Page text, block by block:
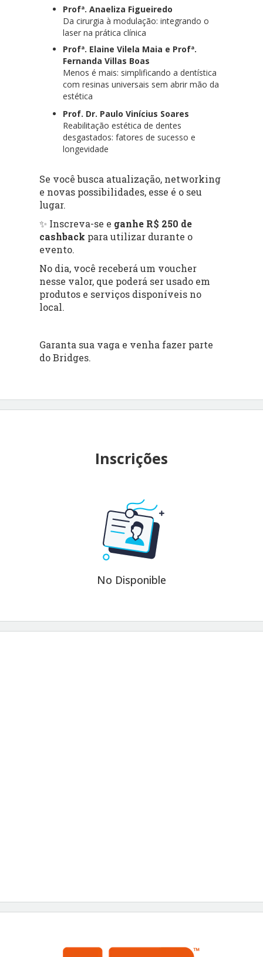
Profª. Anaeliza Figueiredo
Da cirurgia à modulação: integrando o
laser na prática clínica
Profª. Elaine Vilela Maia e Profª.
Fernanda Villas Boas
Menos é mais: simplificando a dentística
com resinas universais sem abrir mão da
estética
Prof. Dr. Paulo Vinícius Soares
Reabilitação estética de dentes
desgastados: fatores de sucesso e
longevidade
Se você busca atualização, networking
e novas possibilidades, esse é o seu
lugar.
✨ Inscreva-se e ganhe R$ 250 de
cashback para utilizar durante o
evento.
No dia, você receberá um voucher
nesse valor, que poderá ser usado em
produtos e serviços disponíveis no
local.
Garanta sua vaga e venha fazer parte
do Bridges.
Inscrições
No Disponible